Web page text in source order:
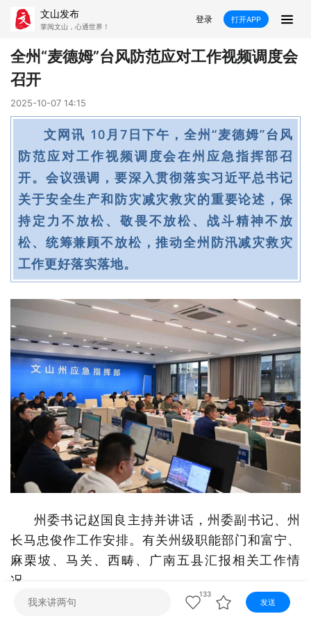
文山发布
掌阅文山，心通世界！
登录 打开APP
新闻
飞卡阅读
媒体看文山 直播 时事 专题
康养 社会 科教 经济
民族 商务
县市
文山市 砚山县 西畴县 麻栗坡县
马关县 丘北县 广南县 富宁县
视听
视频快刷 视频点播 阿文工作室 文山新闻
壮语节目 苗语节目 瑶语节目
全州“麦德姆”台风防范应对工作视频调度会
召开
2025-10-07 14:15
文网讯 10月7日下午，全州“麦德姆”台风
防范应对工作视频调度会在州应急指挥部召
开。会议强调，要深入贯彻落实习近平总书记
关于安全生产和防灾减灾救灾的重要论述，保
持定力不放松、敬畏不放松、战斗精神不放
松、统筹兼顾不放松，推动全州防汛减灾救灾
工作更好落实落地。
州委书记赵国良主持并讲话，州委副书记、州
长马忠俊作工作安排。有关州级职能部门和富宁、
麻栗坡、马关、西畴、广南五县汇报相关工作情
况。
133
发送